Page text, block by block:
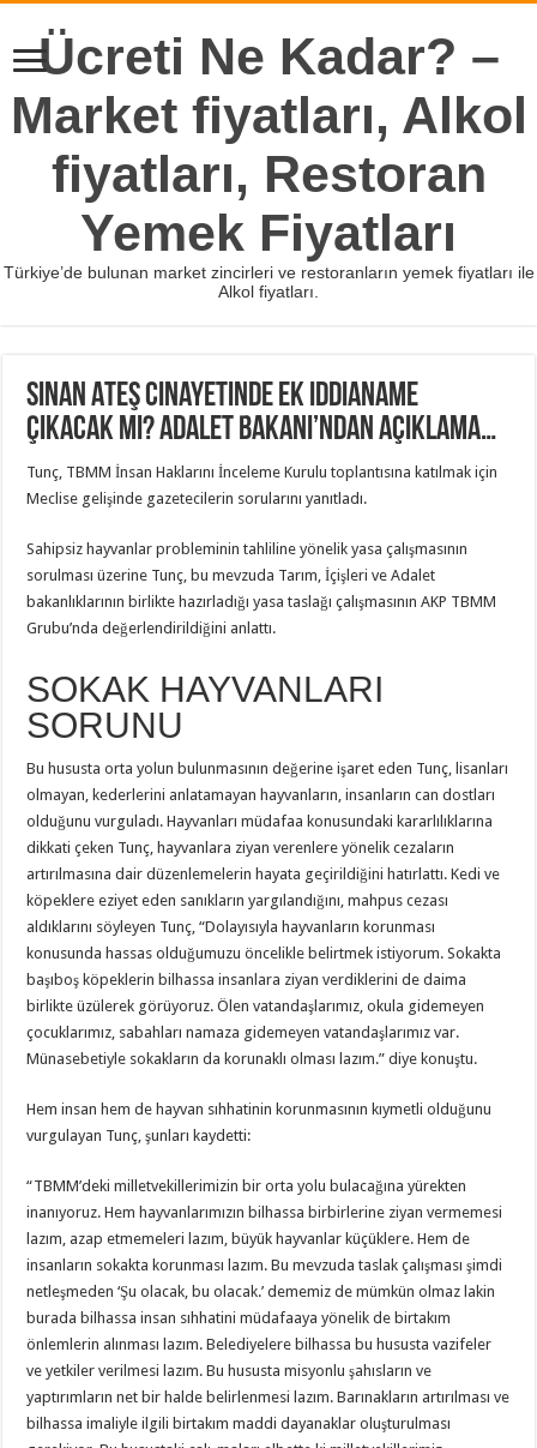
Ücreti Ne Kadar? –
Market fiyatları, Alkol
fiyatları, Restoran
Yemek Fiyatları
Türkiye’de bulunan market zincirleri ve restoranların yemek fiyatları ile
Alkol fiyatları.
Sinan Ateş cinayetinde ek iddianame
çıkacak mı? Adalet Bakanı’ndan açıklama…
Tunç, TBMM İnsan Haklarını İnceleme Kurulu toplantısına katılmak için
Meclise gelişinde gazetecilerin sorularını yanıtladı.
Sahipsiz hayvanlar probleminin tahliline yönelik yasa çalışmasının
sorulması üzerine Tunç, bu mevzuda Tarım, İçişleri ve Adalet
bakanlıklarının birlikte hazırladığı yasa taslağı çalışmasının AKP TBMM
Grubu’nda değerlendirildiğini anlattı.
SOKAK HAYVANLARI
SORUNU
Bu hususta orta yolun bulunmasının değerine işaret eden Tunç, lisanları
olmayan, kederlerini anlatamayan hayvanların, insanların can dostları
olduğunu vurguladı. Hayvanları müdafaa konusundaki kararlılıklarına
dikkati çeken Tunç, hayvanlara ziyan verenlere yönelik cezaların
artırılmasına dair düzenlemelerin hayata geçirildiğini hatırlattı. Kedi ve
köpeklere eziyet eden sanıkların yargılandığını, mahpus cezası
aldıklarını söyleyen Tunç, “Dolayısıyla hayvanların korunması
konusunda hassas olduğumuzu öncelikle belirtmek istiyorum. Sokakta
başıboş köpeklerin bilhassa insanlara ziyan verdiklerini de daima
birlikte üzülerek görüyoruz. Ölen vatandaşlarımız, okula gidemeyen
çocuklarımız, sabahları namaza gidemeyen vatandaşlarımız var.
Münasebetiyle sokakların da korunaklı olması lazım.” diye konuştu.
Hem insan hem de hayvan sıhhatinin korunmasının kıymetli olduğunu
vurgulayan Tunç, şunları kaydetti:
“TBMM’deki milletvekillerimizin bir orta yolu bulacağına yürekten
inanıyoruz. Hem hayvanlarımızın bilhassa birbirlerine ziyan vermemesi
lazım, azap etmemeleri lazım, büyük hayvanlar küçüklere. Hem de
insanların sokakta korunması lazım. Bu mevzuda taslak çalışması şimdi
netleşmeden ‘Şu olacak, bu olacak.’ dememiz de mümkün olmaz lakin
burada bilhassa insan sıhhatini müdafaaya yönelik de birtakım
önlemlerin alınması lazım. Belediyelere bilhassa bu hususta vazifeler
ve yetkiler verilmesi lazım. Bu hususta misyonlu şahısların ve
yaptırımların net bir halde belirlenmesi lazım. Barınakların artırılması ve
bilhassa imaliyle ilgili birtakım maddi dayanaklar oluşturulması